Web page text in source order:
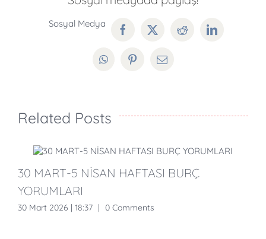
FacebookTwitterRedditLinkedIn
WhatsAppPinterestEmail
Related Posts
30 MART-5 NİSAN HAFTASI BURÇ
YORUMLARI
30 Mart 2026 | 18:37 | 0 Comments